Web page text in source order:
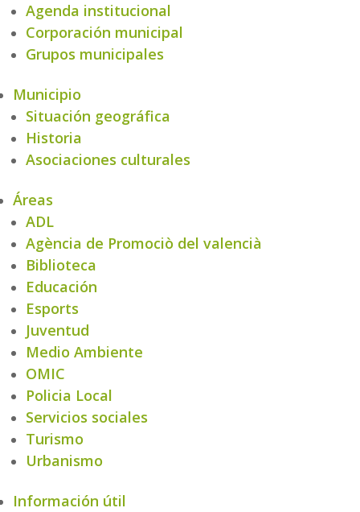
Agenda institucional
Corporación municipal
Grupos municipales
Municipio
Situación geográfica
Historia
Asociaciones culturales
Áreas
ADL
Agència de Promociò del valencià
Biblioteca
Educación
Esports
Juventud
Medio Ambiente
OMIC
Policia Local
Servicios sociales
Turismo
Urbanismo
Información útil